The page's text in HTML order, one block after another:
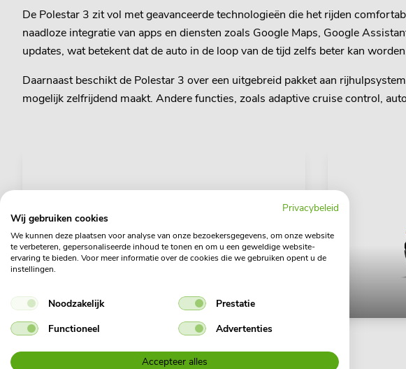
De Polestar 3 zit vol met geavanceerde technologieën die het rijden
naadloze integratie van apps en diensten zoals Google Maps, Google
updates, wat betekent dat de auto in de loop van de tijd zelfs beter kan
Daarnaast beschikt de Polestar 3 over een uitgebreid pakket aan
mogelijk zelfrijdend maakt. Andere functies, zoals adaptive cruise control,
Privacybeleid
Wij gebruiken cookies
We kunnen deze plaatsen voor analyse van onze bezoekersgegevens, om onze website
te verbeteren, gepersonaliseerde inhoud te tonen en om u een geweldige website-
ervaring te bieden. Voor meer informatie over de cookies die we gebruiken opent u de
instellingen.
Noodzakelijk
Prestatie
Functioneel
Advertenties
Accepteer alles